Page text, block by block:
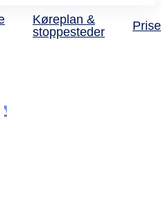
Køreplan &
stoppesteder
og billig